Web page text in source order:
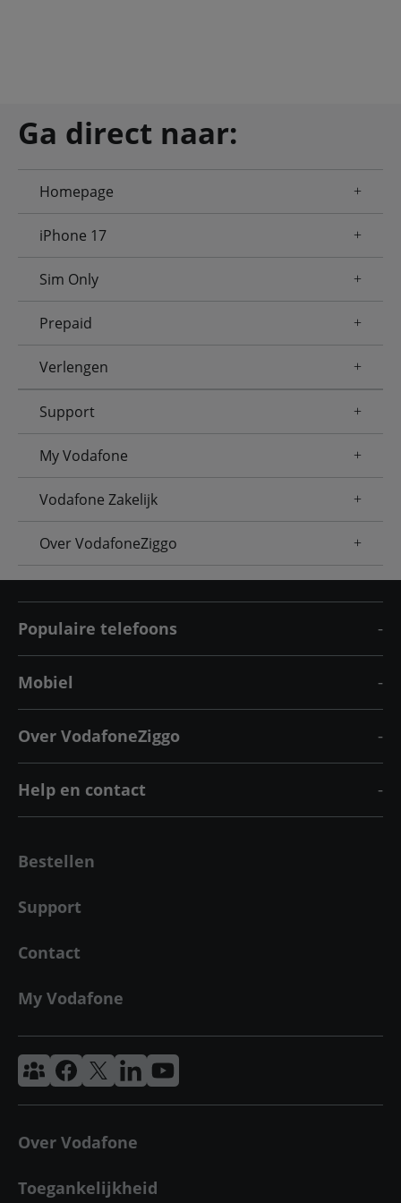
Ga direct naar:
Homepage
iPhone 17
Sim Only
Prepaid
Verlengen
Support
My Vodafone
Vodafone Zakelijk
Over VodafoneZiggo
Populaire telefoons
Mobiel
Over VodafoneZiggo
Help en contact
Bestellen
Support
Contact
My Vodafone
Vodafone & Ziggo Community
Vodafone Facebook
Vodafone XVodafoneZiggo LinkedIn
Vodafone YouTube
Over Vodafone
Toegankelijkheid